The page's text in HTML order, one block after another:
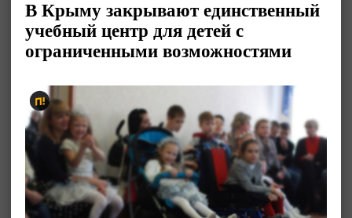
В Крыму закрывают единственный
учебный центр для детей с
ограниченными возможностями